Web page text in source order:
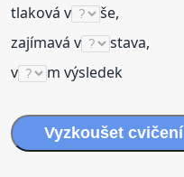
tlaková v
še,
zajímavá v
stava,
v
m výsledek
Vyzkoušet cvičení